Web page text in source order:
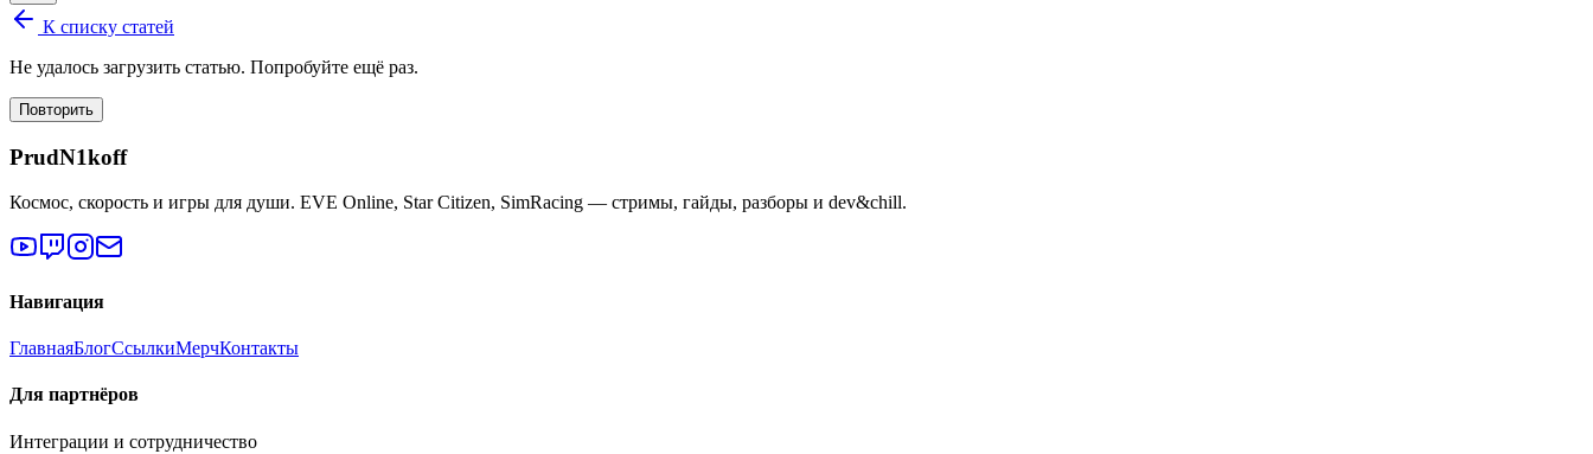
К списку статей
Не удалось загрузить статью. Попробуйте ещё раз.
Повторить
PrudN1koff
Космос, скорость и игры для души. EVE Online, Star Citizen, SimRacing — стримы, гайды, разборы и dev&chill.
Навигация
ГлавнаяБлогСсылкиМерчКонтакты
Для партнёров
Интеграции и сотрудничество